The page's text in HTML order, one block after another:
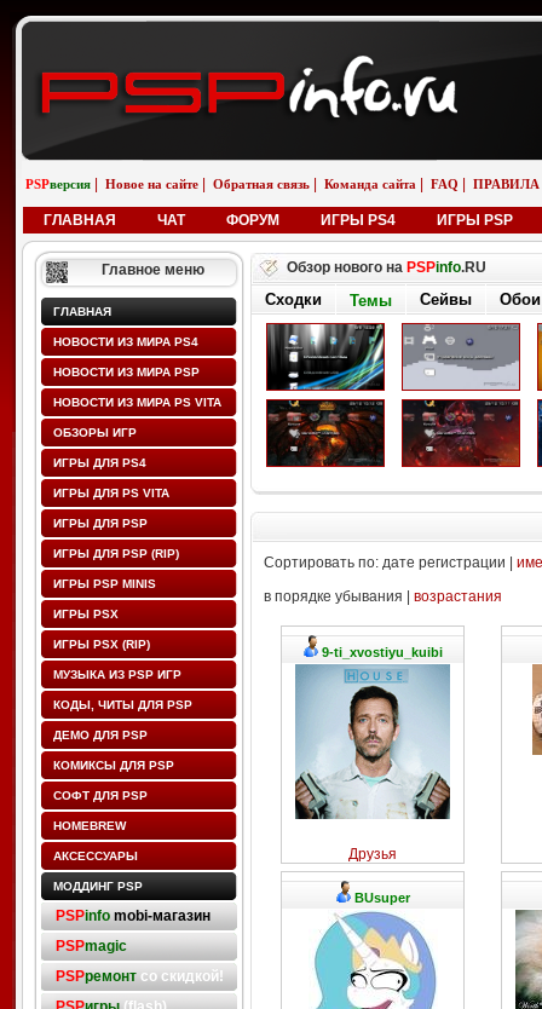
PSPверсия Новое на сайте Обратная связь Команда сайта FAQ ПРАВИЛА
ГЛАВНАЯ ЧАТ ФОРУМ ИГРЫ PS4 ИГРЫ PSP
Главное меню
ГЛАВНАЯ
НОВОСТИ ИЗ МИРА PS4
НОВОСТИ ИЗ МИРА PSP
НОВОСТИ ИЗ МИРА PS VITA
ОБЗОРЫ ИГР
ИГРЫ ДЛЯ PS4
ИГРЫ ДЛЯ PS VITA
ИГРЫ ДЛЯ PSP
ИГРЫ ДЛЯ PSP (RIP)
ИГРЫ PSP MINIS
ИГРЫ PSX
ИГРЫ PSX (RIP)
МУЗЫКА ИЗ PSP ИГР
КОДЫ, ЧИТЫ ДЛЯ PSP
ДЕМО ДЛЯ PSP
КОМИКСЫ ДЛЯ PSP
СОФТ ДЛЯ PSP
HOMEBREW
АКСЕССУАРЫ
МОДДИНГ PSP
PSPinfo mobi-магазин
PSPmagic
PSPремонтсо скидкой!
Обзор нового на PSPinfo.RU
Сходки Темы Сейвы Обои
Сортировать по: дате регистрации |
в порядке убывания | возрастания
9-ti_xvostiyu_kuibi
Друзья
BUsuper